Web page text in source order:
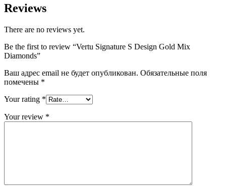
Reviews
There are no reviews yet.
Be the first to review “Vertu Signature S Design Gold Mix
Diamonds”
Ваш адрес email не будет опубликован. Обязательные поля
помечены *
Your rating *
Your review *